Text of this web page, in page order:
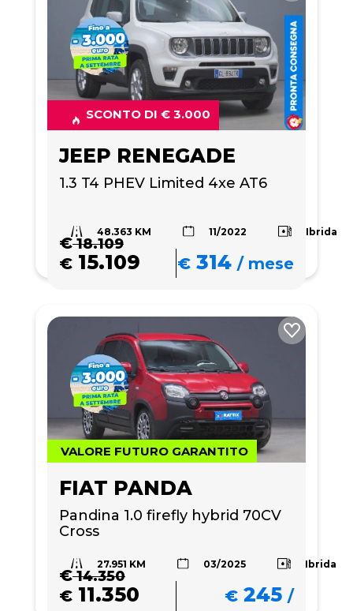
SCONTO DI € 3.000
JEEP RENEGADE
1.3 T4 PHEV Limited 4xe AT6
48.363 KM 11/2022 Ibrida
€18.109
€ 15.109 € 314 /mese
VALORE FUTURO GARANTITO
FIAT PANDA
Pandina 1.0 firefly hybrid 70CV
Cross
27.951 KM 03/2025 Ibrida
€14.350
€ 11.350 € 245 /